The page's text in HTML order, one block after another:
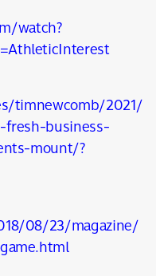
watch?
timnewcomb/2021/
business-
mount/?
08/23/magazine/